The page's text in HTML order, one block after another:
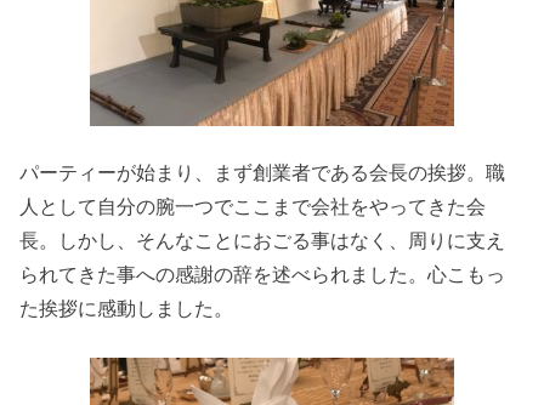
パーティーが始まり、まず創業者である会長の挨拶。職
人として自分の腕一つでここまで会社をやってきた会
長。しかし、そんなことにおごる事はなく、周りに支え
られてきた事への感謝の辞を述べられました。心こもっ
た挨拶に感動しました。